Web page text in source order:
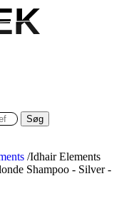
Søg
/Idhair Elements
Shampoo - Silver -